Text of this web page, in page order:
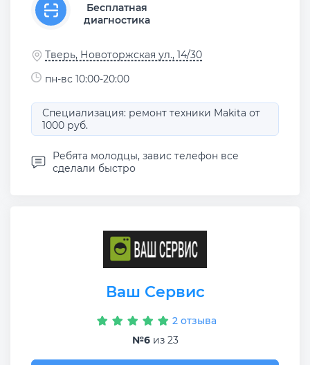
Бесплатная
диагностика
Тверь, Новоторжская ул., 14/30
пн-вс 10:00-20:00
Специализация: ремонт техники Makita от
1000 руб.
Ребята молодцы, завис телефон все
сделали быстро
Ваш Сервис
2 отзыва
№6из 23